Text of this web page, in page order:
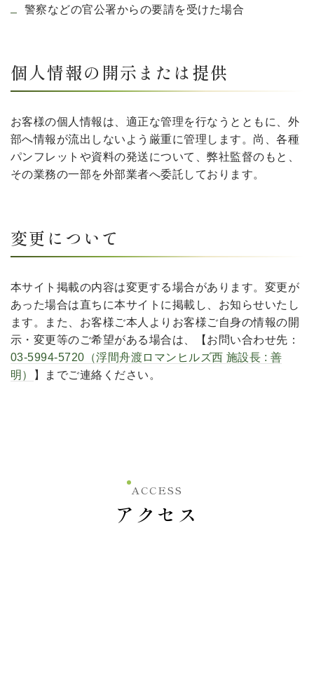
警察などの官公署からの要請を受けた場合
個人情報の開示または提供
お客様の個人情報は、適正な管理を行なうとともに、外
部へ情報が流出しないよう厳重に管理します。尚、各種
パンフレットや資料の発送について、弊社監督のもと、
その業務の一部を外部業者へ委託しております。
変更について
本サイト掲載の内容は変更する場合があります。変更が
あった場合は直ちに本サイトに掲載し、お知らせいたし
ます。また、お客様ご本人よりお客様ご自身の情報の開
示・変更等のご希望がある場合は、【お問い合わせ先：
03-5994-5720（浮間舟渡ロマンヒルズ西 施設長 : 善
明）
】までご連絡ください。
ACCESS
アクセス